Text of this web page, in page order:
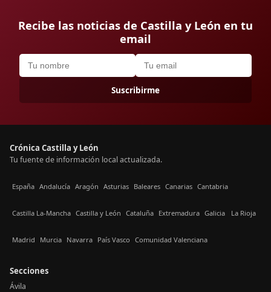
Recibe las noticias de Castilla y León en tu
email
Suscribirme
Crónica Castilla y León
Tu fuente de información local actualizada.
España Andalucía Aragón Asturias Baleares Canarias Cantabria
Castilla La-Mancha Castilla y León Cataluña Extremadura Galicia La Rioja
Madrid Murcia Navarra País Vasco Comunidad Valenciana
Secciones
Ávila